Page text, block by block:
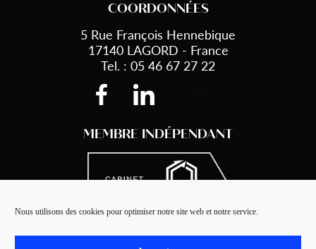
Nous utilisons des cookies pour optimiser notre site web et notre service.
COORDONNÉES
5 Rue François Hennebique
17140 LAGORD - France
Tel. : 05 46 67 27 22
MEMBRE INDÉPENDANT